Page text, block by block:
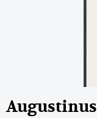
Augustinus